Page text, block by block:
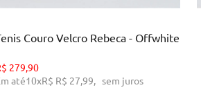
Couro Velcro Rebeca - Offwhite
279,90
até10xR$ R$ 27,99, sem juros